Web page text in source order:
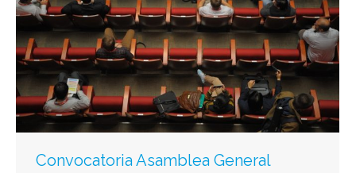
Convocatoria Asamblea General